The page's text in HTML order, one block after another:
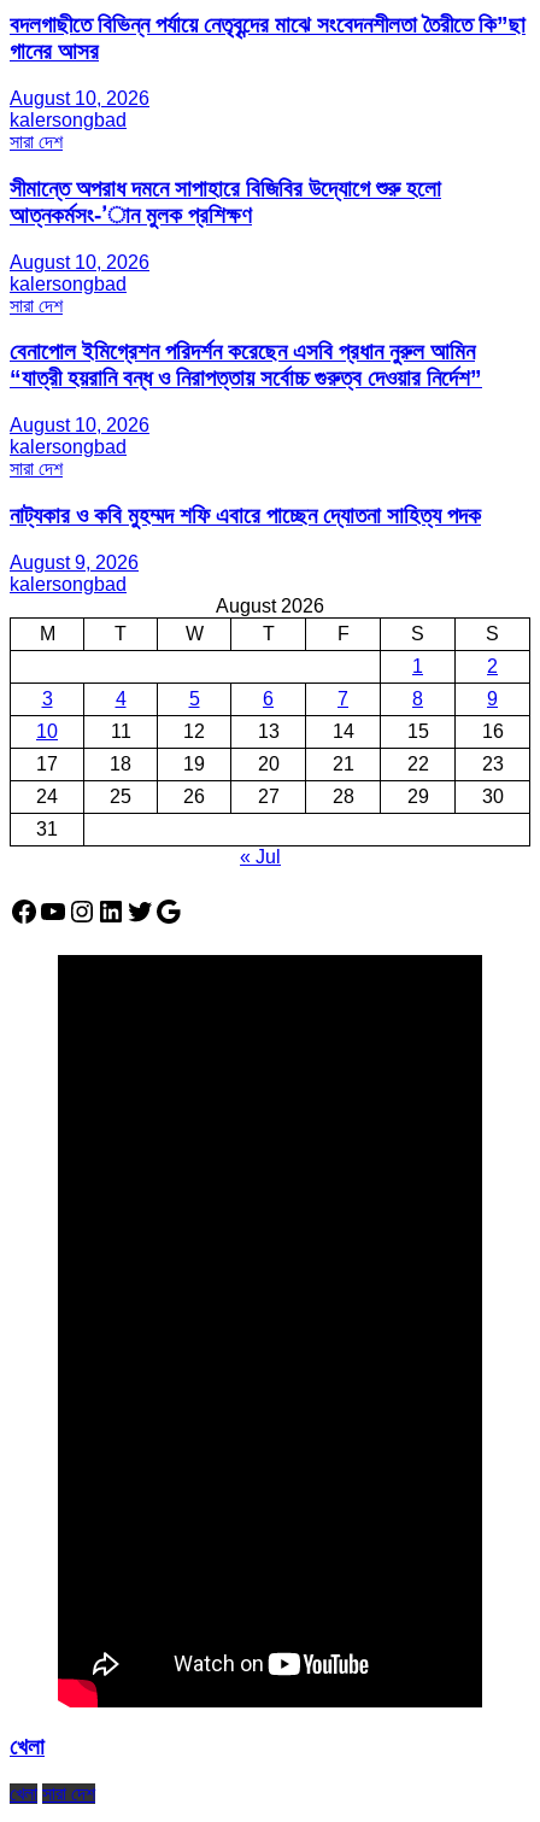
বদলগাছীতে বিভিন্ন পর্যায়ে নেতৃবৃন্দের মাঝে সংবেদনশীলতা তৈরীতে কি”ছা
গানের আসর
August 10, 2026
kalersongbad
সারা দেশ
সীমান্তে অপরাধ দমনে সাপাহারে বিজিবির উদ্যোগে শুরু হলো
আত্নকর্মসং-’ান মুলক প্রশিক্ষণ
August 10, 2026
kalersongbad
সারা দেশ
বেনাপোল ইমিগ্রেশন পরিদর্শন করেছেন এসবি প্রধান নুরুল আমিন
“যাত্রী হয়রানি বন্ধ ও নিরাপত্তায় সর্বোচ্চ গুরুত্ব দেওয়ার নির্দেশ”
August 10, 2026
kalersongbad
সারা দেশ
নাট্যকার ও কবি মুহম্মদ শফি এবারে পাচ্ছেন দ্যোতনা সাহিত্য পদক
August 9, 2026
kalersongbad
August 2026
M
T W T F S
S
1
2
3
4 5 6 7 8
9
10
11 12 13 14 15
16
17
18 19 20 21 22
23
24
25 26 27 28 29
30
31
« Jul
Facebook
YouTube
Instagram
LinkedIn
Twitter
Google
খেলা
খেলা সারা দেশ